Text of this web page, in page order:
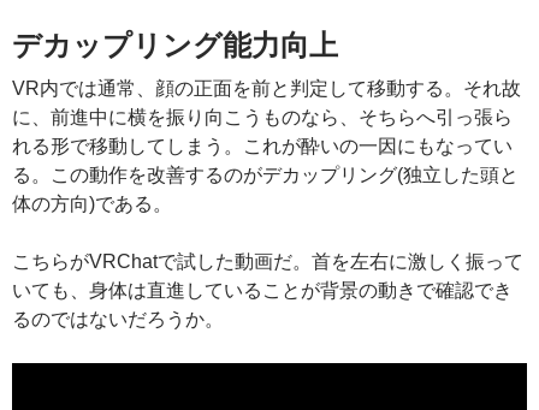
デカップリング能力向上
VR内では通常、顔の正面を前と判定して移動する。それ故
に、前進中に横を振り向こうものなら、そちらへ引っ張ら
れる形で移動してしまう。これが酔いの一因にもなってい
る。この動作を改善するのがデカップリング(独立した頭と
体の方向)である。
こちらがVRChatで試した動画だ。首を左右に激しく振って
いても、身体は直進していることが背景の動きで確認でき
るのではないだろうか。